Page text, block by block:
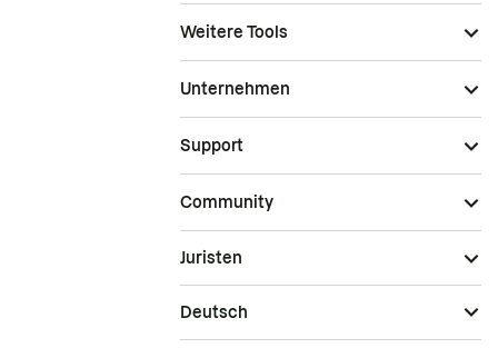
Weitere Tools
Unternehmen
Support
Community
Juristen
Deutsch